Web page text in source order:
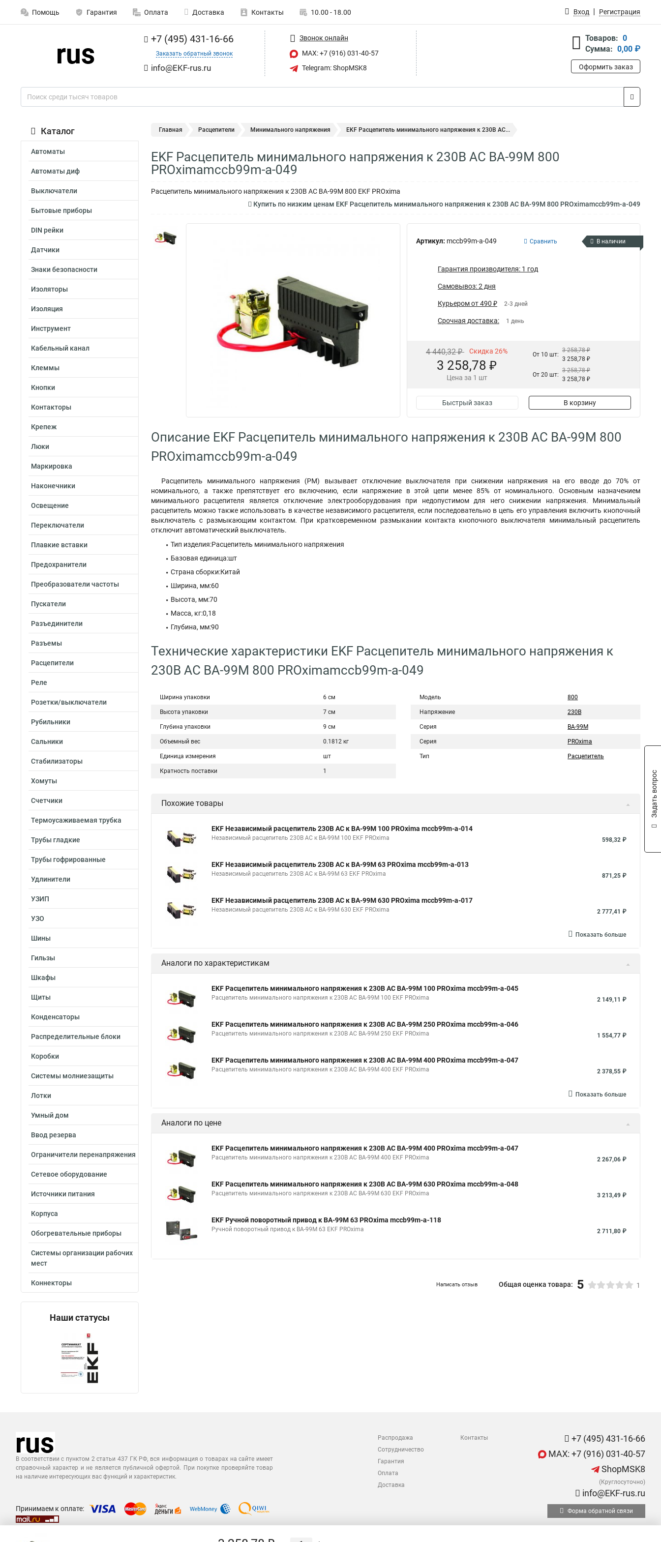
Помощь Гарантия Оплата Доставка Контакты 10.00 - 18.00 Вход Регистрация
+7 (495) 431-16-66
Заказать обратный звонок
info@EKF-rus.ru
Звонок онлайн
MAX: +7 (916) 031-40-57
Telegram: ShopMSK8
Товаров: 0
Сумма: 0,00 ₽
Оформить заказ
Каталог
Автоматы
Автоматы диф
Выключатели
Бытовые приборы
DIN рейки
Датчики
Знаки безопасности
Изоляторы
Изоляция
Инструмент
Кабельный канал
Клеммы
Кнопки
Контакторы
Крепеж
Люки
Маркировка
Наконечники
Освещение
Переключатели
Плавкие вставки
Предохранители
Преобразователи частоты
Пускатели
Разъединители
Разъемы
Расцепители
Реле
Розетки/выключатели
Рубильники
Сальники
Стабилизаторы
Хомуты
Счетчики
Термоусаживаемая трубка
Трубы гладкие
Трубы гофрированные
Удлинители
УЗИП
УЗО
Шины
Гильзы
Шкафы
Щиты
Конденсаторы
Распределительные блоки
Коробки
Системы молниезащиты
Лотки
Умный дом
Ввод резерва
Ограничители перенапряжения
Сетевое оборудование
Источники питания
Корпуса
Обогревательные приборы
Системы организации рабочих
мест
Коннекторы
Наши статусы
Главная Расцепители Минимального напряжения EKF Расцепитель минимального напряжения к 230В AC...
EKF Расцепитель минимального напряжения к 230В AC ВА-99М 800
PROximamccb99m-a-049
Расцепитель минимального напряжения к 230В AC ВА-99М 800 EKF PROxima
Купить по низким ценам EKF Расцепитель минимального напряжения к 230В AC ВА-99М 800 PROximamccb99m-a-049
Артикул: mccb99m-a-049 Сравнить В наличии
Гарантия производителя: 1 год
Самовывоз: 2 дня
Курьером от 490 ₽ 2-3 дней
Срочная доставка: 1 день
4 440,32 ₽ Скидка 26%
3 258,78 ₽
Цена за 1 шт
От 10 шт:
3 258,78 ₽
3 258,78 ₽
От 20 шт:
3 258,78 ₽
3 258,78 ₽
Быстрый заказ В корзину
Описание EKF Расцепитель минимального напряжения к 230В AC ВА-99М 800
PROximamccb99m-a-049
Расцепитель минимального напряжения (РМ) вызывает отключение выключателя при снижении напряжения на его вводе до 70% от
номинального, а также препятствует его включению, если напряжение в этой цепи менее 85% от номинального. Основным назначением
минимального расцепителя является отключение электрооборудования при недопустимом для него снижении напряжения. Минимальный
расцепитель можно также использовать в качестве независимого расцепителя, если последовательно в цепь его управления включить кнопочный
выключатель с размыкающим контактом. При кратковременном размыкании контакта кнопочного выключателя минимальный расцепитель
отключит автоматический выключатель.
Тип изделия:Расцепитель минимального напряжения
Базовая единица:шт
Страна сборки:Китай
Ширина, мм:60
Высота, мм:70
Масса, кг:0,18
Глубина, мм:90
Технические характеристики EKF Расцепитель минимального напряжения к
230В AC ВА-99М 800 PROximamccb99m-a-049
Ширина упаковки 6 см
Высота упаковки 7 см
Глубина упаковки 9 см
Объемный вес 0.1812 кг
Единица измерения шт
Кратность поставки 1
Модель 800
Напряжение 230В
Серия ВА-99М
Серия PROxima
Тип Расцепитель
Похожие товары
EKF Независимый расцепитель 230В АС к ВА-99М 100 PROxima mccb99m-a-014
Независимый расцепитель 230В АС к ВА-99М 100 EKF PROxima 598,32 ₽
EKF Независимый расцепитель 230В АС к ВА-99М 63 PROxima mccb99m-a-013
Независимый расцепитель 230В АС к ВА-99М 63 EKF PROxima 871,25 ₽
EKF Независимый расцепитель 230В АС к ВА-99М 630 PROxima mccb99m-a-017
Независимый расцепитель 230В АС к ВА-99М 630 EKF PROxima 2 777,41 ₽
Показать больше
Аналоги по характеристикам
EKF Расцепитель минимального напряжения к 230В AC ВА-99М 100 PROxima mccb99m-a-045
Расцепитель минимального напряжения к 230В AC ВА-99М 100 EKF PROxima 2 149,11 ₽
EKF Расцепитель минимального напряжения к 230В AC ВА-99М 250 PROxima mccb99m-a-046
Расцепитель минимального напряжения к 230В AC ВА-99М 250 EKF PROxima 1 554,77 ₽
EKF Расцепитель минимального напряжения к 230В AC ВА-99М 400 PROxima mccb99m-a-047
Расцепитель минимального напряжения к 230В AC ВА-99М 400 EKF PROxima 2 378,55 ₽
Показать больше
Аналоги по цене
EKF Расцепитель минимального напряжения к 230В AC ВА-99М 400 PROxima mccb99m-a-047
Расцепитель минимального напряжения к 230В AC ВА-99М 400 EKF PROxima 2 267,06 ₽
EKF Расцепитель минимального напряжения к 230В AC ВА-99М 630 PROxima mccb99m-a-048
Расцепитель минимального напряжения к 230В AC ВА-99М 630 EKF PROxima 3 213,49 ₽
EKF Ручной поворотный привод к ВА-99М 63 PROxima mccb99m-a-118
Ручной поворотный привод к ВА-99М 63 EKF PROxima 2 711,80 ₽
Написать отзыв Общая оценка товара: 5 1
В соответствии с пунктом 2 статьи 437 ГК РФ, вся информация о товарах на сайте имеет
справочный характер и не является публичной офертой. При покупке проверяйте товар
на наличие интересующих вас функций и характеристик.
Распродажа
Сотрудничество
Гарантия
Оплата
Доставка
Контакты
+7 (495) 431-16-66
MAX: +7 (916) 031-40-57
ShopMSK8
(Круглосуточно)
info@EKF-rus.ru
Принимаем к оплате: Форма обратной связи
Задать вопрос